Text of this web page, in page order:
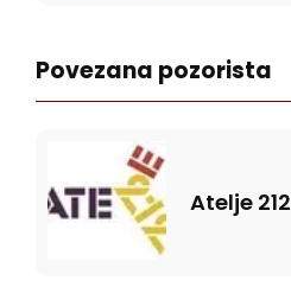
Povezana pozorista
Atelje 212